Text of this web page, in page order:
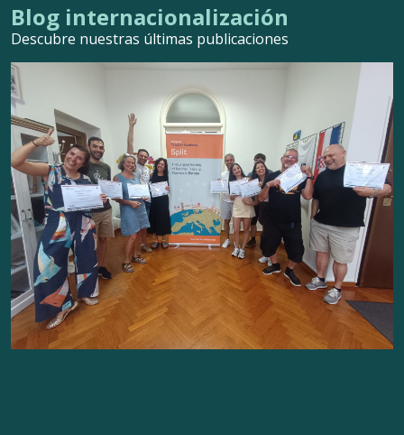
Blog internacionalización
Descubre nuestras últimas publicaciones